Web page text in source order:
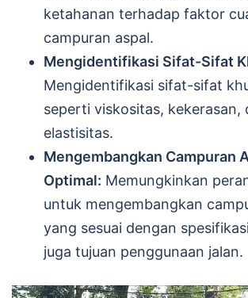
ketahanan terhadap faktor
campuran aspal.
Mengidentifikasi Sifat-Sifat
Mengidentifikasi sifat-sifat
seperti viskositas, kekerasan,
elastisitas.
Mengembangkan Campuran
Optimal: Memungkinkan
untuk mengembangkan
yang sesuai dengan
juga tujuan penggunaan jalan.